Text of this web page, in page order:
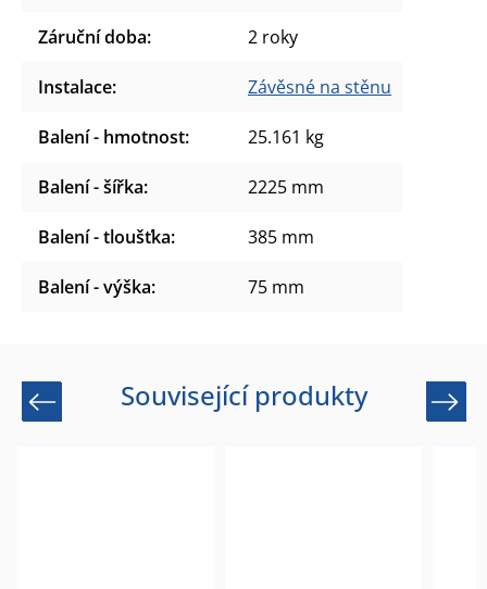
Záruční doba: 2 roky
Instalace: Závěsné na stěnu
Balení - hmotnost: 25.161 kg
Balení - šířka: 2225 mm
Balení - tloušťka: 385 mm
Balení - výška: 75 mm
Související produkty
Previous Next